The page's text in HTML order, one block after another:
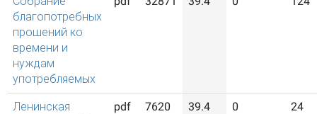
благопотребных
прошений ко
времени и
нуждам
употребляемых
Ленинская
pdf 7620 39.4 0 24